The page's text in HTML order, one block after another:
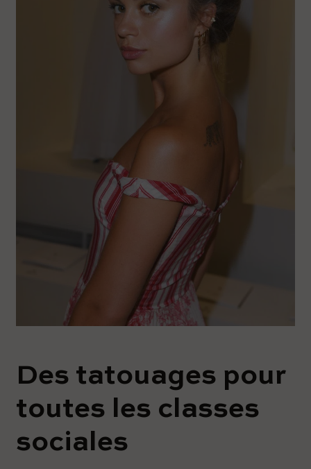
Des tatouages ​​pour
toutes les classes
sociales